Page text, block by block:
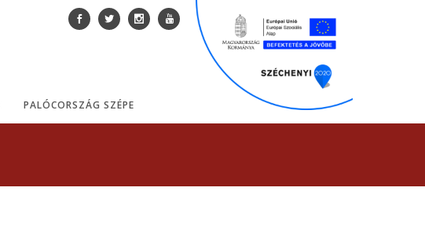
PALÓCORSZÁG SZÉPE